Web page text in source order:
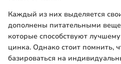
Каждый из них выделяется
дополнены питательными
которые способствуют
цинка. Однако стоит помнить,
базироваться на